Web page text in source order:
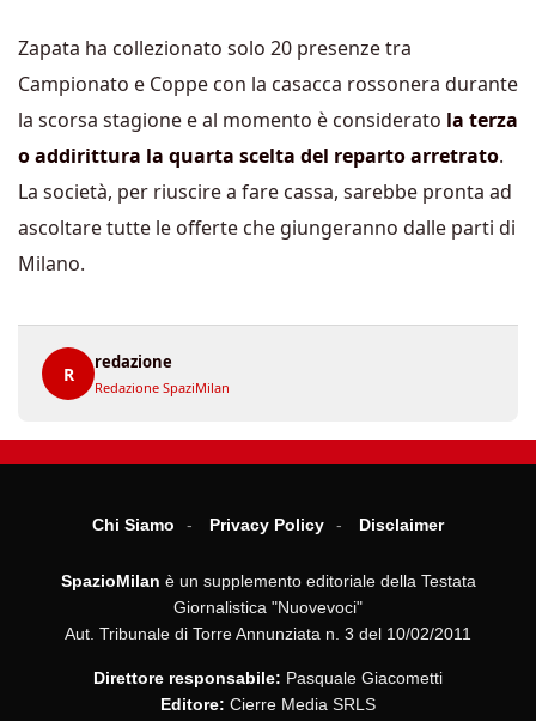
Zapata ha collezionato solo 20 presenze tra
Campionato e Coppe con la casacca rossonera durante
la scorsa stagione e al momento è considerato la terza
o addirittura la quarta scelta del reparto arretrato.
La società, per riuscire a fare cassa, sarebbe pronta ad
ascoltare tutte le offerte che giungeranno dalle parti di
Milano.
R
redazione
Redazione SpaziMilan
Chi Siamo Privacy Policy Disclaimer
SpazioMilan è un supplemento editoriale della Testata
Giornalistica "Nuovevoci"
Aut. Tribunale di Torre Annunziata n. 3 del 10/02/2011
Direttore responsabile: Pasquale Giacometti
Editore: Cierre Media SRLS